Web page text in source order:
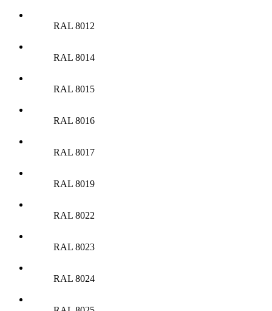
RAL 8012
RAL 8014
RAL 8015
RAL 8016
RAL 8017
RAL 8019
RAL 8022
RAL 8023
RAL 8024